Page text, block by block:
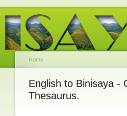
Home
English to Binisaya -
Thesaurus.